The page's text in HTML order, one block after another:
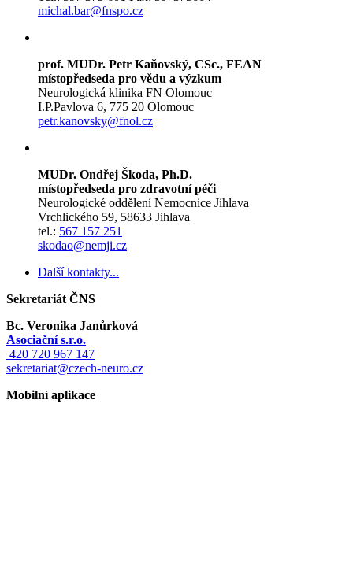
michal.bar@fnspo.cz
prof. MUDr. Petr Kaňovský, CSc., FEAN
místopředseda pro vědu a výzkum
Neurologická klinika FN Olomouc
I.P.Pavlova 6, 775 20 Olomouc
petr.kanovsky@fnol.cz
MUDr. Ondřej Škoda, Ph.D.
místopředseda pro zdravotní péči
Neurologické oddělení Nemocnice Jihlava
Vrchlického 59, 58633 Jihlava
tel.: 567 157 251
skodao@nemji.cz
Další kontakty...
Sekretariát ČNS
Bc. Veronika Janůrková
Asociační s.r.o.
420 720 967 147
sekretariat@czech-neuro.cz
Mobilní aplikace